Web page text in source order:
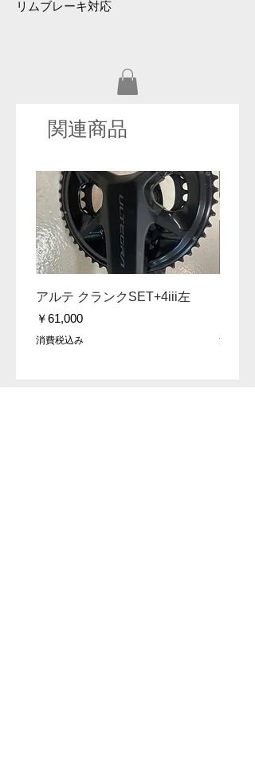
リムブレーキ対応
関連商品
アルテ クランクSET+4iii左
価格
￥61,000
消費税込み 消費税込